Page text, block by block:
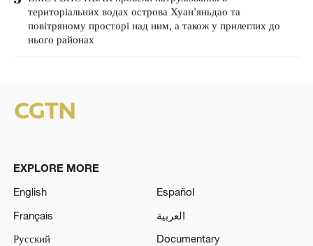
територіальних водах острова Хуан'яньдао та
повітряному просторі над ним, а також у прилеглих до
нього районах
EXPLORE MORE
English
Español
Français
العربية
Русский
Documentary